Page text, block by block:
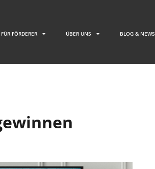
FÜR FÖRDERER ÜBER UNS BLOG & NEWS